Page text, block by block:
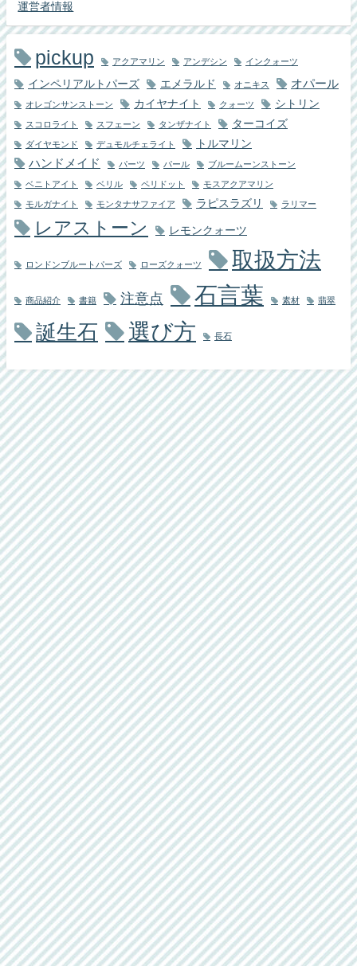
運営者情報
pickup アクアマリン アンデシン インクォーツ
インペリアルトパーズ エメラルド オニキス オパール
オレゴンサンストーン カイヤナイト クォーツ シトリン
スコロライト スフェーン タンザナイト ターコイズ
ダイヤモンド デュモルチェライト トルマリン
ハンドメイド パーツ パール ブルームーンストーン
ベニトアイト ベリル ペリドット モスアクアマリン
モルガナイト モンタナサファイア ラピスラズリ ラリマー
レアストーン レモンクォーツ
ロンドンブルートパーズ ローズクォーツ 取扱方法
商品紹介 書籍 注意点 石言葉 素材 翡翠
誕生石 選び方 長石